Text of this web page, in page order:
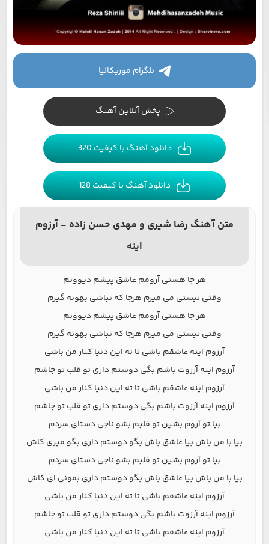
تلگرام موزیکالیا
پخش آنلاین آهنگ
دانلود آهنگ با کیفیت 320
دانلود آهنگ با کیفیت 128
متن آهنگ رضا شیری و مهدی حسن زاده - آرزوم
اینه
هر جا هستی آرومم عاشق پیشم دیوونم
وقتی نیستی می میرم هرجا که نباشی بهونه گیرم
هر جا هستی آرومم عاشق پیشم دیوونم
وقتی نیستی می میرم هرجا که نباشی بهونه گیرم
آرزوم اینه عاشقم باشی تا ته این دنیا کنار من باشی
آرزوم اینه آرزوت باشم بگی دوستم داری تو قلب تو جاشم
آرزوم اینه عاشقم باشی تا ته این دنیا کنار من باشی
آرزوم اینه آرزوت باشم بگی دوستم داری تو قلب تو جاشم
بیا تو آروم بشین تو قلبم بشو ناجی دستای سردم
بیا با من باش بیا عاشق باش بگو دوستم داری بگو میری کاش
بیا تو آروم بشین تو قلبم بشو ناجی دستای سردم
بیا با من باش بیا عاشق باش بگو دوستم داری بمونی ای کاش
آرزوم اینه عاشقم باشی تا ته این دنیا کنار من باشی
آرزوم اینه آرزوت باشم بگی دوستم داری تو قلب تو جاشم
آرزوم اینه عاشقم باشی تا ته این دنیا کنار من باشی